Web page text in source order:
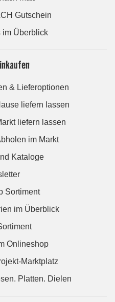
Gutschein
im Überblick
& Lieferoptionen
liefern lassen
liefern lassen
im Markt
Kataloge
Sortiment
im Überblick
Onlineshop
Marktplatz
Platten. Dielen